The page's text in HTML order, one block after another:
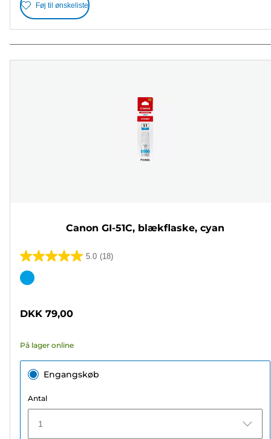
Føj til ønskeliste
Canon GI-51C, blækflaske, cyan
5.0 (18)
5.0
ud
stjerner.
anmeldelser
Farvepatron
DKK 79,00
På lager online
Engangskøb
Antal
1